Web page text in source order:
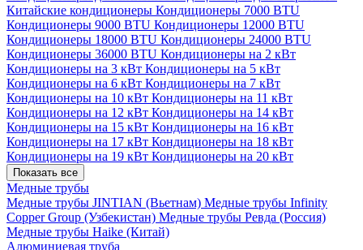
Китайские кондиционеры Кондиционеры 7000 BTU
Кондиционеры 9000 BTU Кондиционеры 12000 BTU
Кондиционеры 18000 BTU Кондиционеры 24000 BTU
Кондиционеры 36000 BTU Кондиционеры на 2 кВт
Кондиционеры на 3 кВт Кондиционеры на 5 кВт
Кондиционеры на 6 кВт Кондиционеры на 7 кВт
Кондиционеры на 10 кВт Кондиционеры на 11 кВт
Кондиционеры на 12 кВт Кондиционеры на 14 кВт
Кондиционеры на 15 кВт Кондиционеры на 16 кВт
Кондиционеры на 17 кВт Кондиционеры на 18 кВт
Кондиционеры на 19 кВт Кондиционеры на 20 кВт
Показать все
Медные трубы
Медные трубы JINTIAN (Вьетнам) Медные трубы Infinity
Copper Group (Узбекистан) Медные трубы Ревда (Россия)
Медные трубы Haike (Китай)
Алюминиевая труба